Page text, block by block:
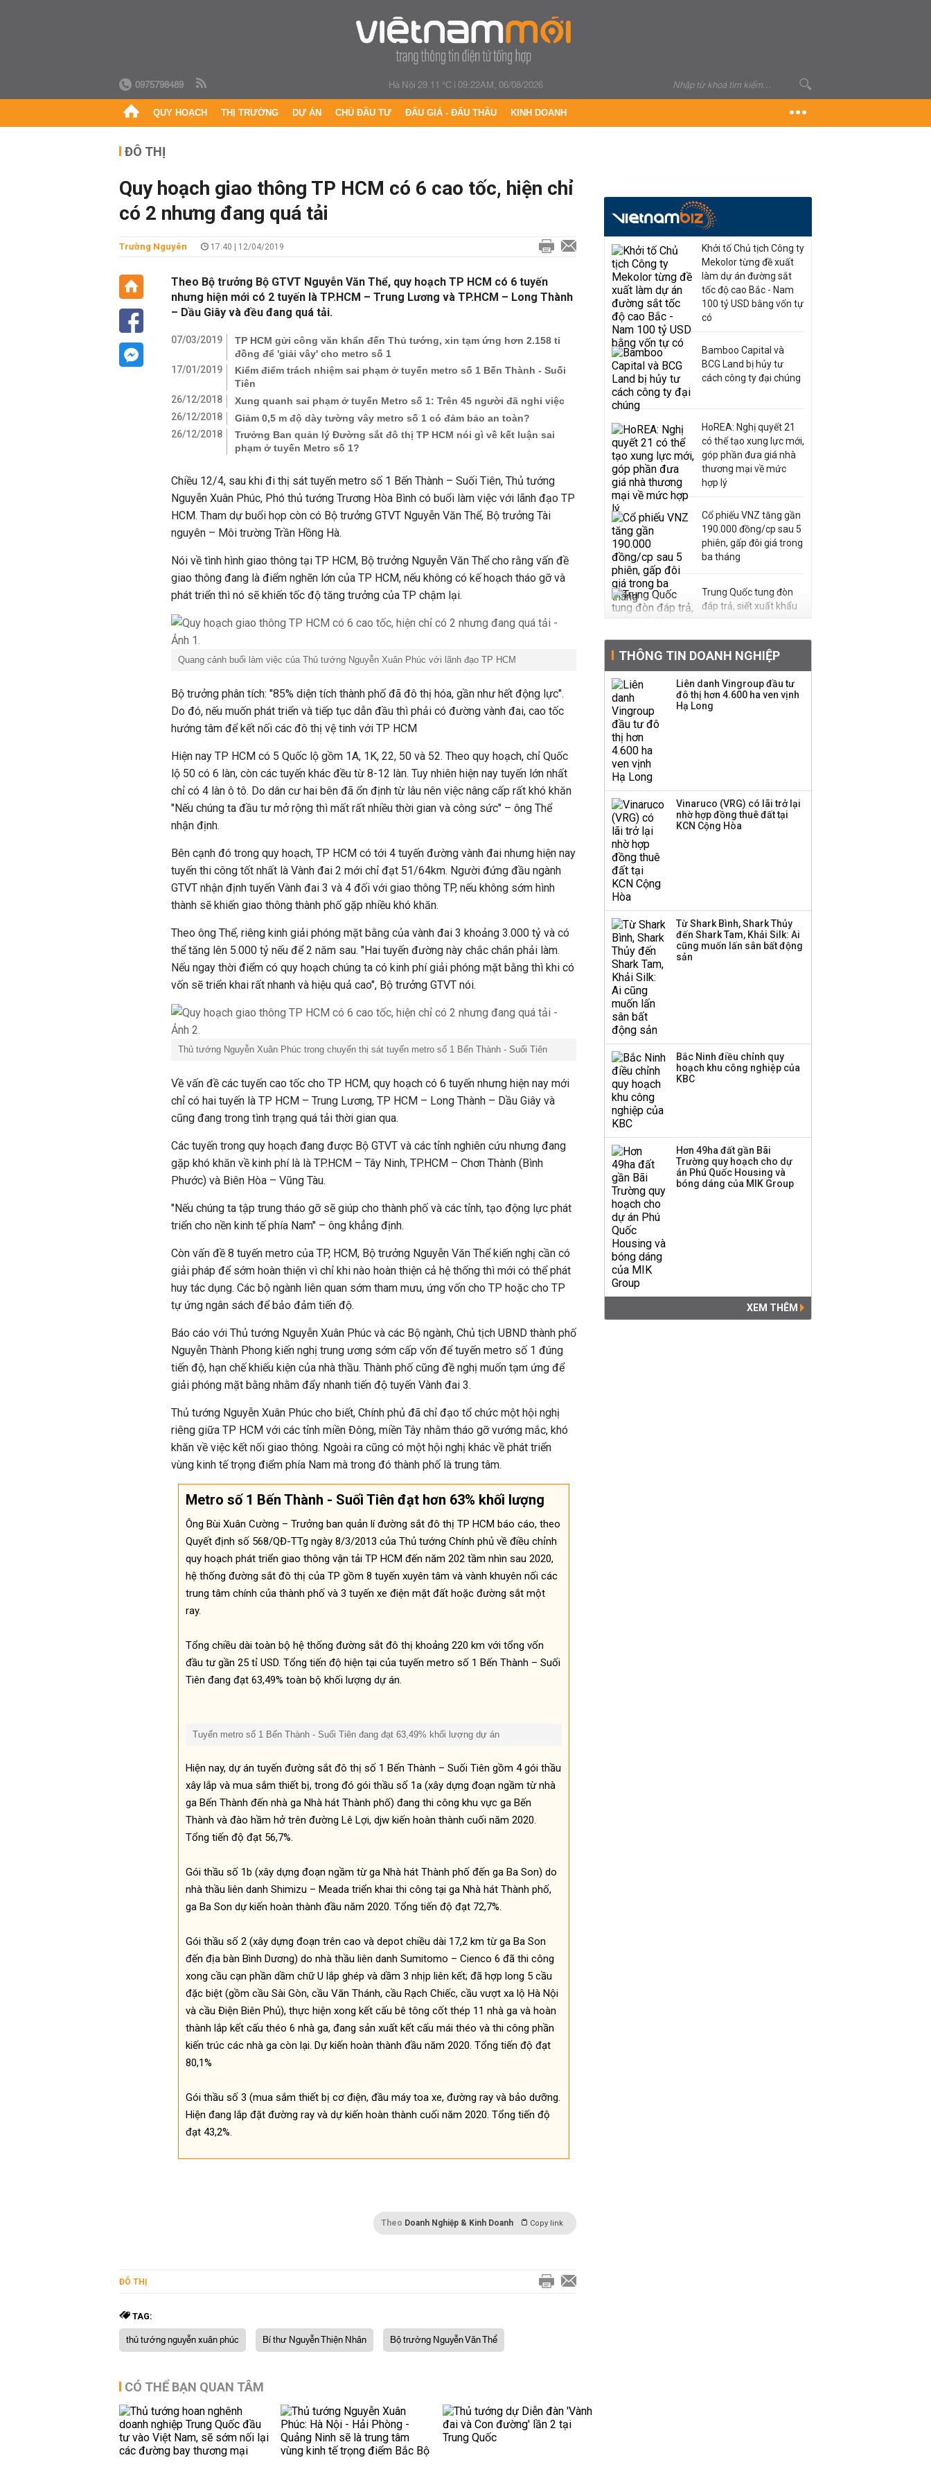
0975798489 Hà Nội 29.11 °C|09:22AM, 06/08/2026
QUY HOẠCH THỊ TRƯỜNG DỰ ÁN CHỦ ĐẦU TƯ ĐẤU GIÁ - ĐẤU THẦU KINH DOANH
ĐÔ THỊ
Quy hoạch giao thông TP HCM có 6 cao tốc, hiện chỉ
có 2 nhưng đang quá tải
Trường Nguyên 17:40 | 12/04/2019
Theo Bộ trưởng Bộ GTVT Nguyễn Văn Thể, quy hoạch TP HCM có 6 tuyến
nhưng hiện mới có 2 tuyến là TP.HCM – Trung Lương và TP.HCM – Long Thành
– Dầu Giây và đều đang quá tải.
07/03/2019
TP HCM gửi công văn khẩn đến Thủ tướng, xin tạm ứng hơn 2.158 tỉ
đồng để 'giải vây' cho metro số 1
17/01/2019
Kiểm điểm trách nhiệm sai phạm ở tuyến metro số 1 Bến Thành - Suối
Tiên
26/12/2018
Xung quanh sai phạm ở tuyến Metro số 1: Trên 45 người đã nghỉ việc
26/12/2018
Giảm 0,5 m độ dày tường vây metro số 1 có đảm bảo an toàn?
26/12/2018
Trưởng Ban quản lý Đường sắt đô thị TP HCM nói gì về kết luận sai
phạm ở tuyến Metro số 1?
Chiều 12/4, sau khi đi thị sát tuyến metro số 1 Bến Thành – Suối Tiên, Thủ tướng
Nguyễn Xuân Phúc, Phó thủ tướng Trương Hòa Bình có buổi làm việc với lãnh đạo TP
HCM. Tham dự buổi họp còn có Bộ trưởng GTVT Nguyễn Văn Thể, Bộ trưởng Tài
nguyên – Môi trường Trần Hồng Hà.
Nói về tình hình giao thông tại TP HCM, Bộ trưởng Nguyễn Văn Thể cho rằng vấn đề
giao thông đang là điểm nghẽn lớn của TP HCM, nếu không có kế hoạch tháo gỡ và
phát triển thì nó sẽ khiến tốc độ tăng trưởng của TP chậm lại.
Quang cảnh buổi làm việc của Thủ tướng Nguyễn Xuân Phúc với lãnh đạo TP HCM
Bộ trưởng phân tích: "85% diện tích thành phố đã đô thị hóa, gần như hết động lực".
Do đó, nếu muốn phát triển và tiếp tục dẫn đầu thì phải có đường vành đai, cao tốc
hướng tâm để kết nối các đô thị vệ tinh với TP HCM
Hiện nay TP HCM có 5 Quốc lộ gồm 1A, 1K, 22, 50 và 52. Theo quy hoạch, chỉ Quốc
lộ 50 có 6 làn, còn các tuyến khác đều từ 8-12 làn. Tuy nhiên hiện nay tuyến lớn nhất
chỉ có 4 làn ô tô. Do dân cư hai bên đã ổn định từ lâu nên việc nâng cấp rất khó khăn
"Nếu chúng ta đầu tư mở rộng thì mất rất nhiều thời gian và công sức" – ông Thể
nhận định.
Bên cạnh đó trong quy hoạch, TP HCM có tới 4 tuyến đường vành đai nhưng hiện nay
tuyến thi công tốt nhất là Vành đai 2 mới chỉ đạt 51/64km. Người đứng đầu ngành
GTVT nhận định tuyến Vành đai 3 và 4 đối với giao thông TP, nếu không sớm hình
thành sẽ khiến giao thông thành phố gặp nhiều khó khăn.
Theo ông Thể, riêng kinh giải phóng mặt bằng của vành đai 3 khoảng 3.000 tỷ và có
thể tăng lên 5.000 tỷ nếu để 2 năm sau. "Hai tuyến đường này chắc chắn phải làm.
Nếu ngay thời điểm có quy hoạch chúng ta có kinh phí giải phóng mặt bằng thì khi có
vốn sẽ triển khai rất nhanh và hiệu quả cao", Bộ trưởng GTVT nói.
Thủ tướng Nguyễn Xuân Phúc trong chuyến thị sát tuyến metro số 1 Bến Thành - Suối Tiên
Về vấn đề các tuyến cao tốc cho TP HCM, quy hoạch có 6 tuyến nhưng hiện nay mới
chỉ có hai tuyến là TP HCM – Trung Lương, TP HCM – Long Thành – Dầu Giây và
cũng đang trong tình trạng quá tải thời gian qua.
Các tuyến trong quy hoạch đang được Bộ GTVT và các tỉnh nghiên cứu nhưng đang
gặp khó khăn về kinh phí là là TP.HCM – Tây Ninh, TP.HCM – Chơn Thành (Bình
Phước) và Biên Hòa – Vũng Tàu.
"Nếu chúng ta tập trung tháo gỡ sẽ giúp cho thành phố và các tỉnh, tạo động lực phát
triển cho nền kinh tế phía Nam" – ông khẳng định.
Còn vấn đề 8 tuyến metro của TP, HCM, Bộ trưởng Nguyễn Văn Thể kiến nghị cần có
giải pháp để sớm hoàn thiện vì chỉ khi nào hoàn thiện cả hệ thống thì mới có thể phát
huy tác dụng. Các bộ ngành liên quan sớm tham mưu, ứng vốn cho TP hoặc cho TP
tự ứng ngân sách để bảo đảm tiến độ.
Báo cáo với Thủ tướng Nguyễn Xuân Phúc và các Bộ ngành, Chủ tịch UBND thành phố
Nguyễn Thành Phong kiến nghị trung ương sớm cấp vốn để tuyến metro số 1 đúng
tiến độ, hạn chế khiếu kiện của nhà thầu. Thành phố cũng đề nghị muốn tạm ứng để
giải phóng mặt bằng nhằm đẩy nhanh tiến độ tuyến Vành đai 3.
Thủ tướng Nguyễn Xuân Phúc cho biết, Chính phủ đã chỉ đạo tổ chức một hội nghị
riêng giữa TP HCM với các tỉnh miền Đông, miền Tây nhằm tháo gỡ vướng mắc, khó
khăn về việc kết nối giao thông. Ngoài ra cũng có một hội nghị khác về phát triển
vùng kinh tế trọng điểm phía Nam mà trong đó thành phố là trung tâm.
Metro số 1 Bến Thành - Suối Tiên đạt hơn 63% khối lượng
Ông Bùi Xuân Cường – Trưởng ban quản lí đường sắt đô thị TP HCM báo cáo, theo
Quyết định số 568/QĐ-TTg ngày 8/3/2013 của Thủ tướng Chính phủ về điều chỉnh
quy hoạch phát triển giao thông vận tải TP HCM đến năm 202 tầm nhìn sau 2020,
hệ thống đường sắt đô thị của TP gồm 8 tuyến xuyên tâm và vành khuyên nối các
trung tâm chính của thành phố và 3 tuyến xe điện mặt đất hoặc đường sắt một
ray.
Tổng chiều dài toàn bộ hệ thống đường sắt đô thị khoảng 220 km với tổng vốn
đầu tư gần 25 tỉ USD. Tổng tiến độ hiện tại của tuyến metro số 1 Bến Thành – Suối
Tiên đang đạt 63,49% toàn bộ khối lượng dự án.
Tuyến metro số 1 Bến Thành - Suối Tiên đang đạt 63,49% khối lượng dự án
Hiện nay, dự án tuyến đường sắt đô thị số 1 Bến Thành – Suối Tiên gồm 4 gói thầu
xây lắp và mua sắm thiết bị, trong đó gói thầu số 1a (xây dựng đoạn ngầm từ nhà
ga Bến Thành đến nhà ga Nhà hát Thành phố) đang thi công khu vực ga Bến
Thành và đào hầm hở trên đường Lê Lợi, djw kiến hoàn thành cuối năm 2020.
Tổng tiến độ đạt 56,7%.
Gói thầu số 1b (xây dựng đoạn ngầm từ ga Nhà hát Thành phố đến ga Ba Son) do
nhà thầu liên danh Shimizu – Meada triển khai thi công tại ga Nhà hát Thành phố,
ga Ba Son dự kiến hoàn thành đầu năm 2020. Tổng tiến độ đạt 72,7%.
Gói thầu số 2 (xây dựng đoạn trên cao và depot chiều dài 17,2 km từ ga Ba Son
đến địa bàn Bình Dương) do nhà thầu liên danh Sumitomo – Cienco 6 đã thi công
xong cầu cạn phần dầm chữ U lắp ghép và dầm 3 nhịp liên kết; đã hợp long 5 cầu
đặc biệt (gồm cầu Sài Gòn, cầu Văn Thánh, cầu Rạch Chiếc, cầu vượt xa lộ Hà Nội
và cầu Điện Biên Phủ), thực hiện xong kết cấu bê tông cốt thép 11 nhà ga và hoàn
thành lắp kết cấu théo 6 nhà ga, đang sản xuất kết cấu mái théo và thi công phần
kiến trúc các nhà ga còn lại. Dự kiến hoàn thành đầu năm 2020. Tổng tiến độ đạt
80,1%
Gói thầu số 3 (mua sắm thiết bị cơ điện, đầu máy toa xe, đường ray và bảo dưỡng.
Hiện đang lắp đặt đường ray và dự kiến hoàn thành cuối năm 2020. Tổng tiến độ
đạt 43,2%.
Theo Doanh Nghiệp & Kinh Doanh Copy link
ĐÔ THỊ
TAG:
thủ tướng nguyễn xuân phúc Bí thư Nguyễn Thiện Nhân Bộ trưởng Nguyễn Văn Thể
CÓ THỂ BẠN QUAN TÂM
Khởi tố Chủ tịch Công ty
Mekolor từng đề xuất
làm dự án đường sắt
tốc độ cao Bắc - Nam
100 tỷ USD bằng vốn tự
có
Bamboo Capital và
BCG Land bị hủy tư
cách công ty đại chúng
HoREA: Nghị quyết 21
có thể tạo xung lực mới,
góp phần đưa giá nhà
thương mại về mức
hợp lý
Cổ phiếu VNZ tăng gần
190.000 đồng/cp sau 5
phiên, gấp đôi giá trong
ba tháng
Trung Quốc tung đòn
đáp trả, siết xuất khẩu
drone và trừng phạt
Hoá chất Đức Giang
công bố hai ứng viên
HĐQT, cổ phiếu DGC
tăng trần
trang, phụ kiện cao cấp
Hãng kim cương tài trợ
Lãi thuần từ dịch vụ
nhiều ngân hàng tăng
ba chữ số trong nửa
đầu năm:
THÔNG TIN DOANH NGHIỆP
Liên danh Vingroup đầu tư
đô thị hơn 4.600 ha ven vịnh
Hạ Long
Vinaruco (VRG) có lãi trở lại
nhờ hợp đồng thuê đất tại
KCN Cộng Hòa
Từ Shark Bình, Shark Thủy
đến Shark Tam, Khải Silk: Ai
cũng muốn lấn sân bất động
sản
Bắc Ninh điều chỉnh quy
hoạch khu công nghiệp của
KBC
Hơn 49ha đất gần Bãi
Trường quy hoạch cho dự
án Phú Quốc Housing và
bóng dáng của MIK Group
XEM THÊM